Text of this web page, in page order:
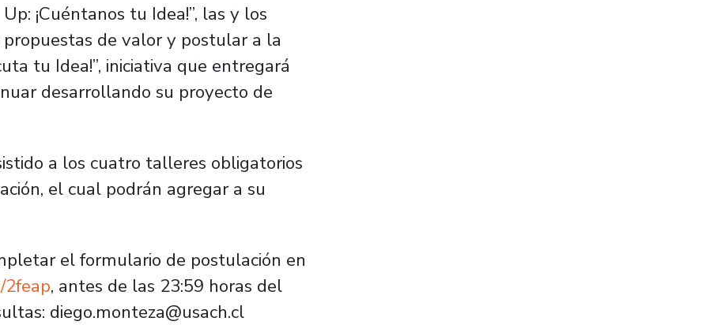
¡Cuéntanos tu Idea!”, las y los
de valor y postular a la
tu Idea!”, iniciativa que entregará
desarrollando su proyecto de
a los cuatro talleres obligatorios
el cual podrán agregar a su
el formulario de postulación en
, antes de las 23:59 horas del
diego.monteza@usach.cl